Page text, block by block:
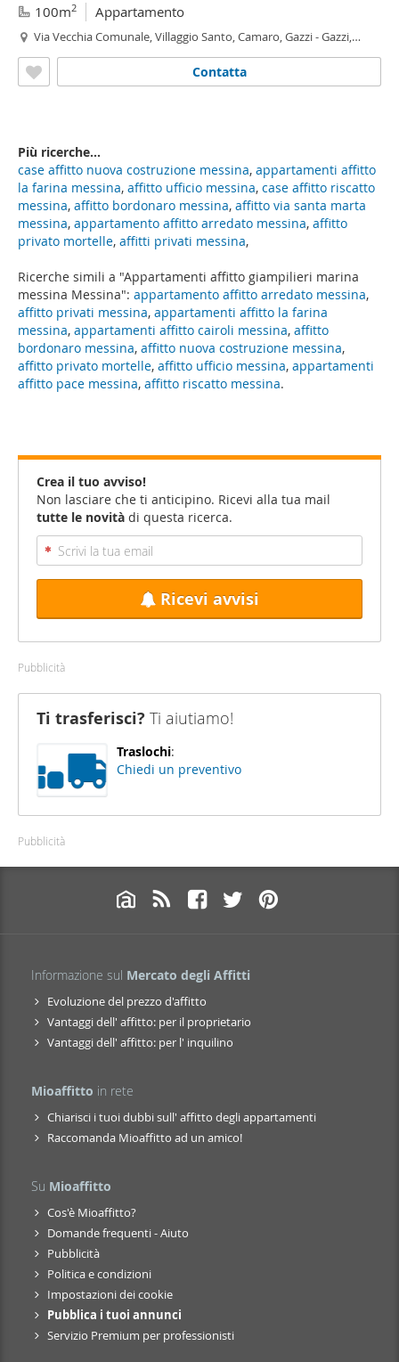
Ricerche simili a "Appartamenti affitto giampilieri marina
messina Messina": appartamento affitto arredato messina,
affitto privati messina, appartamenti affitto la farina
messina, appartamenti affitto cairoli messina, affitto
bordonaro messina, affitto nuova costruzione messina,
affitto privato mortelle, affitto ufficio messina, appartamenti
affitto pace messina, affitto riscatto messina.
100m2 Appartamento
Via Vecchia Comunale, Villaggio Santo, Camaro, Gazzi - Gazzi,
Contatta
Più ricerche...
case affitto nuova costruzione messina, appartamenti affitto
la farina messina, affitto ufficio messina, case affitto riscatto
messina, affitto bordonaro messina, affitto via santa marta
messina, appartamento affitto arredato messina, affitto
privato mortelle, affitti privati messina,
Crea il tuo avviso!
Non lasciare che ti anticipino. Ricevi alla tua mail
tutte le novità di questa ricerca.
Ricevi avvisi
Pubblicità
Ti trasferisci? Ti aiutiamo!
Traslochi:
Chiedi un preventivo
Pubblicità
Informazione sul Mercato degli Affitti
Evoluzione del prezzo d'affitto
Vantaggi dell' affitto: per il proprietario
Vantaggi dell' affitto: per l' inquilino
Mioaffitto in rete
Chiarisci i tuoi dubbi sull' affitto degli appartamenti
Raccomanda Mioaffitto ad un amico!
Su Mioaffitto
Cos'è Mioaffitto?
Domande frequenti - Aiuto
Pubblicità
Politica e condizioni
Impostazioni dei cookie
Pubblica i tuoi annunci
Servizio Premium per professionisti